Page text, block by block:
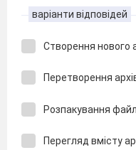
варіанти відповідей
Створення нового
Перетворення
Розпакування
Перегляд вмісту